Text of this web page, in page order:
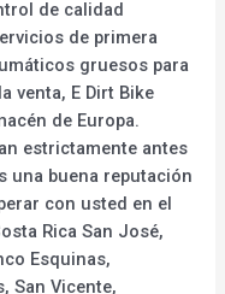
de calidad
de primera
gruesos para
venta, E Dirt Bike
de Europa.
estrictamente antes
una buena reputación
con usted en el
Rica San José,
Esquinas,
San Vicente,